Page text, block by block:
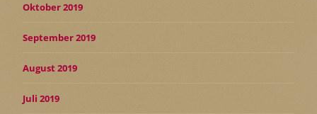
Oktober 2019
September 2019
August 2019
Juli 2019